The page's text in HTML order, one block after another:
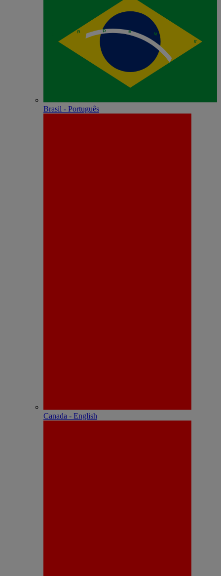
Brasil - Português
Canada - English